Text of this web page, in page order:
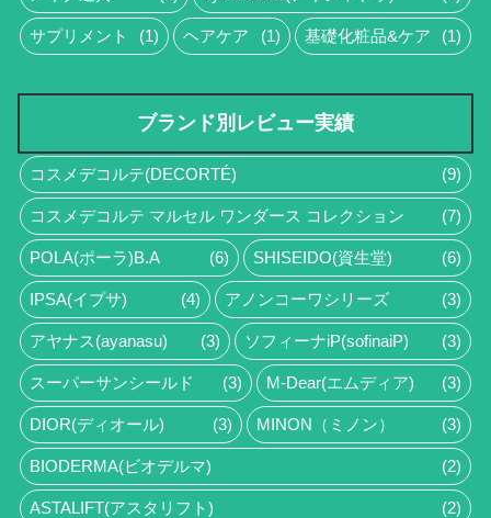
サプリメント (1) ヘアケア (1) 基礎化粧品&ケア (1)
ブランド別レビュー実績
コスメデコルテ(DECORTÉ) (9)
コスメデコルテ マルセル ワンダース コレクション (7)
POLA(ポーラ)B.A (6) SHISEIDO(資生堂) (6)
IPSA(イプサ) (4) アノンコーワシリーズ (3)
アヤナス(ayanasu) (3) ソフィーナiP(sofinaiP) (3)
スーパーサンシールド (3) M-Dear(エムディア) (3)
DIOR(ディオール) (3) MINON（ミノン） (3)
BIODERMA(ビオデルマ) (2)
ASTALIFT(アスタリフト) (2)